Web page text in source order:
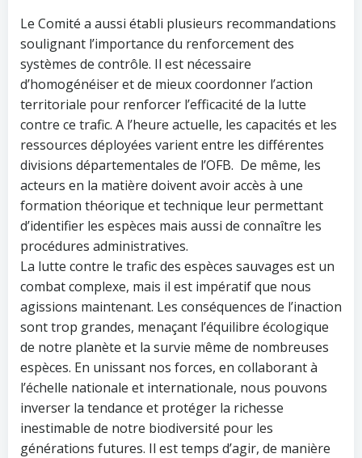
Le Comité a aussi établi plusieurs recommandations
soulignant l’importance du renforcement des
systèmes de contrôle. Il est nécessaire
d’homogénéiser et de mieux coordonner l’action
territoriale pour renforcer l’efficacité de la lutte
contre ce trafic. A l’heure actuelle, les capacités et les
ressources déployées varient entre les différentes
divisions départementales de l’OFB. De même, les
acteurs en la matière doivent avoir accès à une
formation théorique et technique leur permettant
d’identifier les espèces mais aussi de connaître les
procédures administratives.
La lutte contre le trafic des espèces sauvages est un
combat complexe, mais il est impératif que nous
agissions maintenant. Les conséquences de l’inaction
sont trop grandes, menaçant l’équilibre écologique
de notre planète et la survie même de nombreuses
espèces. En unissant nos forces, en collaborant à
l’échelle nationale et internationale, nous pouvons
inverser la tendance et protéger la richesse
inestimable de notre biodiversité pour les
générations futures. Il est temps d’agir, de manière